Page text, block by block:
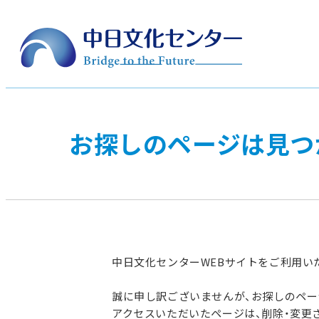
お探しのページは見
中日文化センターWEBサイトをご利用い
誠に申し訳ございませんが、お探しのペ
アクセスいただいたページは、削除・変